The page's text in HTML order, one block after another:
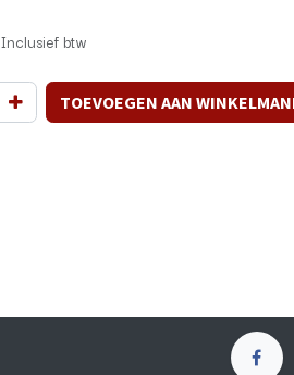
Inclusief btw
TOEVOEGEN AAN